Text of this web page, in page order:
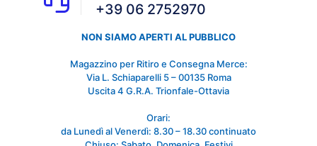
+39 06 2752970
NON SIAMO APERTI AL PUBBLICO
Magazzino per Ritiro e Consegna Merce:
Via L. Schiaparelli 5 – 00135 Roma
Uscita 4 G.R.A. Trionfale-Ottavia
Orari:
da Lunedì al Venerdì: 8.30 – 18.30 continuato